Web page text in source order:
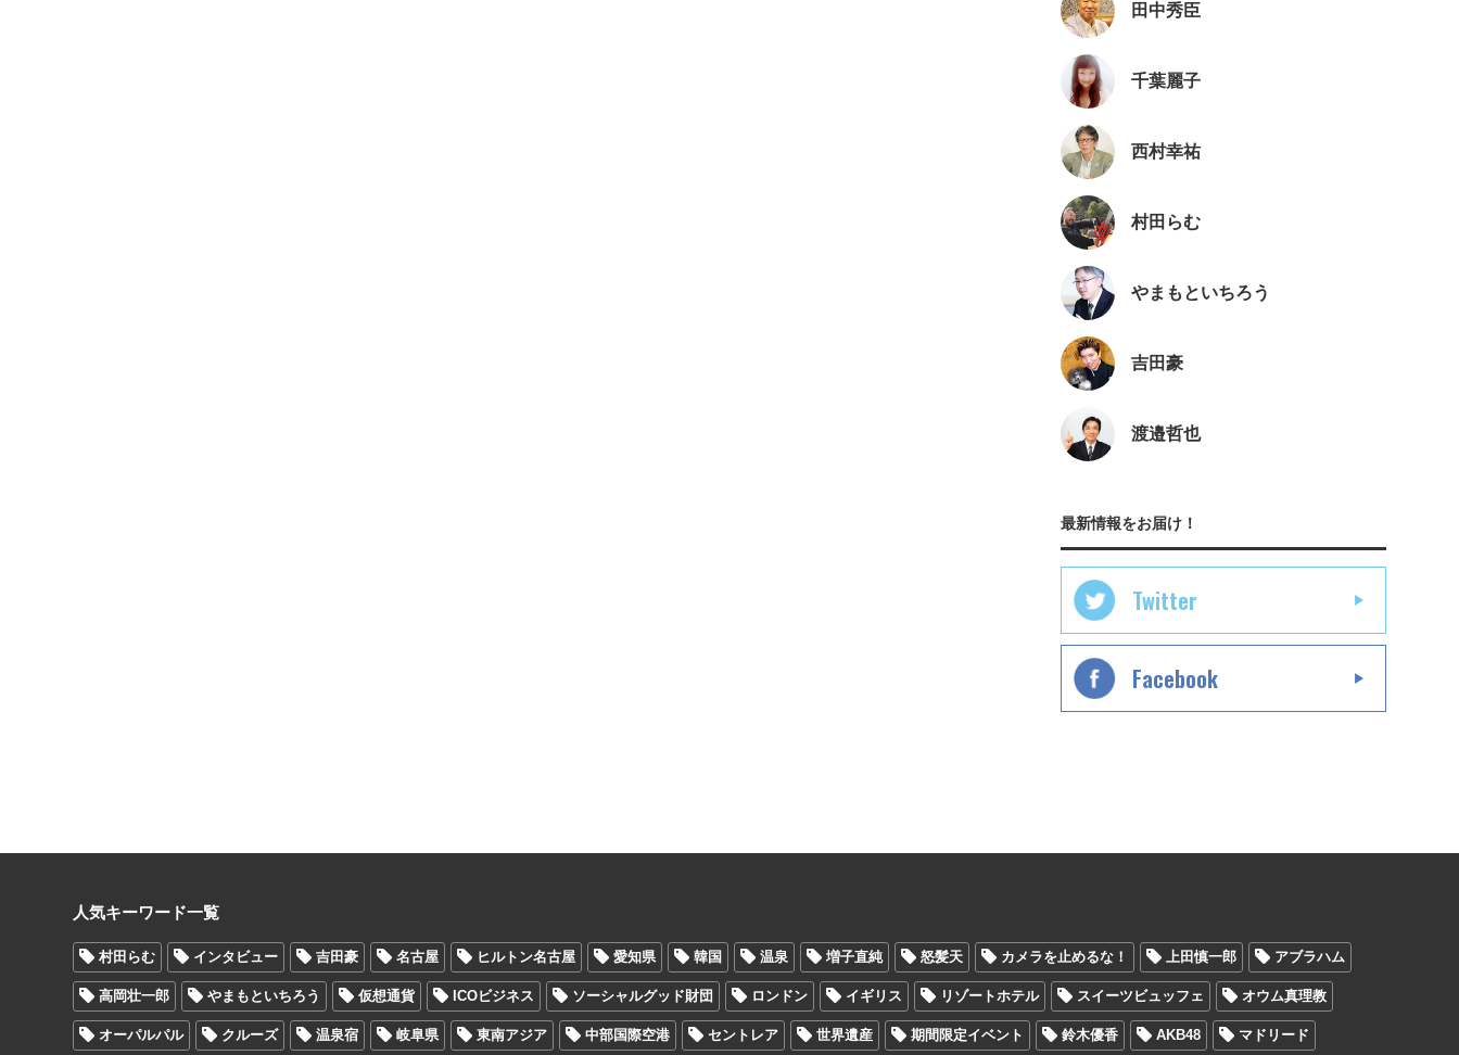
田中秀臣
千葉麗子
西村幸祐
村田らむ
やまもといちろう
吉田豪
渡邉哲也
最新情報をお届け！
Twitter
Facebook
人気キーワード一覧
村田らむ インタビュー 吉田豪 名古屋 ヒルトン名古屋 愛知県 韓国 温泉 増子直純 怒髪天 カメラを止めるな！ 上田慎一郎 アブラハム
高岡壮一郎 やまもといちろう 仮想通貨 ICOビジネス ソーシャルグッド財団 ロンドン イギリス リゾートホテル スイーツビュッフェ オウム真理教
オーパルパル クルーズ 温泉宿 岐阜県 東南アジア 中部国際空港 セントレア 世界遺産 期間限定イベント 鈴木優香 AKB48 マドリード